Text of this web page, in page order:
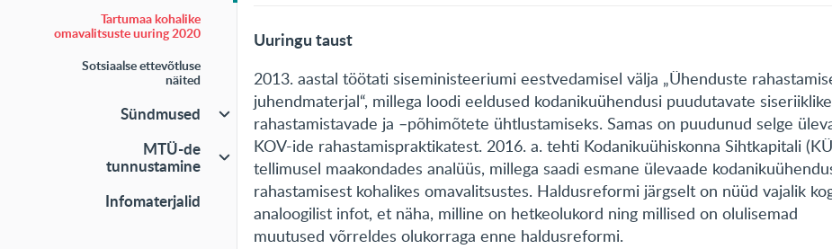
Tartumaa kohalike
omavalitsuste uuring 2020
Sotsiaalse ettevõtluse
näited
Sündmused
MTÜ-de
tunnustamine
Infomaterjalid
Uuringu taust
2013. aastal töötati siseministeeriumi eestvedamisel välja „Ühenduste
juhendmaterjal“, millega loodi eeldused kodanikuühendusi puudutavate siseriiklike
rahastamistavade ja –põhimõtete ühtlustamiseks. Samas on puudunud selge
KOV-ide rahastamispraktikatest. 2016. a. tehti Kodanikuühiskonna Sihtkapitali
tellimusel maakondades analüüs, millega saadi esmane ülevaade
rahastamisest kohalikes omavalitsustes. Haldusreformi järgselt on nüüd vajalik
analoogilist infot, et näha, milline on hetkeolukord ning millised on olulisemad
muutused võrreldes olukorraga enne haldusreformi.